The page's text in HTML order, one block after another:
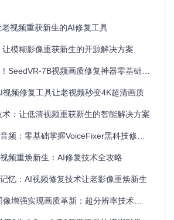
了轻量化设计理念，模型体积仅2.3GB，
法，大大提高了修复效率。实测数据显
还支持低配置运行方案，即使是RTX 306
修复任务。
法 SeedVR2-7B
300%以上
视频重获新生的AI修复工具
模糊影像重获新生的开源解决方案
7B视频画质修复神器零基础上手攻略
视频修复工具让老视频秒变4K超清画质
：让低清视频重获新生的智能解决方案
：零基础掌握VoiceFixer黑科技修复指南
频重焕新生：AI修复技术全攻略
忆：AI视频修复技术让老影像重焕新生
强实现画质革新：超分辨率技术实战指南